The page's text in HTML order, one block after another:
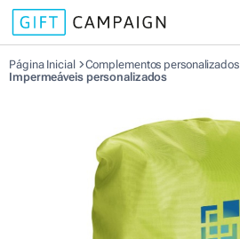
Página Inicial
Complementos personalizados
Impermeáveis personalizados